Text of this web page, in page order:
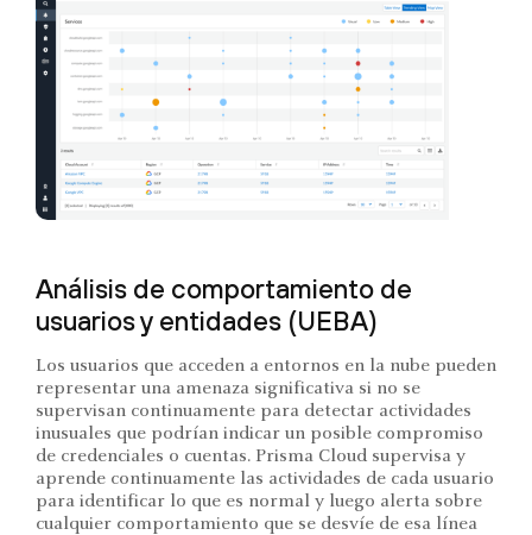
Análisis de comportamiento de
usuarios y entidades (UEBA)
Los usuarios que acceden a entornos en la nube pueden
representar una amenaza significativa si no se
supervisan continuamente para detectar actividades
inusuales que podrían indicar un posible compromiso
de credenciales o cuentas. Prisma Cloud supervisa y
aprende continuamente las actividades de cada usuario
para identificar lo que es normal y luego alerta sobre
cualquier comportamiento que se desvíe de esa línea